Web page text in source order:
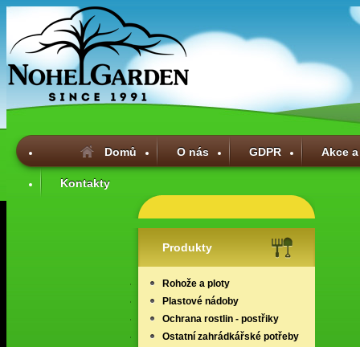
Domů O nás GDPR Akce
Kontakty
Produkty
Rohože a ploty
Plastové nádoby
Ochrana rostlin - postřiky
Ostatní zahrádkářské potřeby